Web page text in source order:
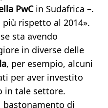
PwC in Sudafrica –.
rispetto al 2014».
sta avendo
in diverse delle
, per esempio, alcuni
per aver investito
in tale settore.
di